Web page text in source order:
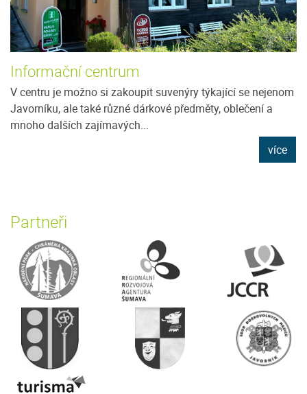
Informační centrum
V centru je možno si zakoupit suvenýry týkající se nejenom
Javorníku, ale také různé dárkové předměty, oblečení a
mnoho dalších zajímavých...
více
Partneři